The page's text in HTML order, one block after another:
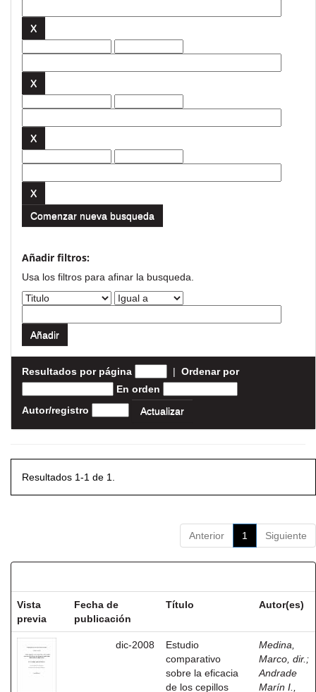
Comenzar nueva busqueda
Añadir filtros:
Usa los filtros para afinar la busqueda.
Resultados por página | Ordenar por
En orden
Autor/registro
Resultados 1-1 de 1.
Anterior 1 Siguiente
Vista
previa
Fecha de
publicación
Título Autor(es)
dic-2008
Estudio
comparativo
sobre la eficacia
de los cepillos
Medina,
Marco, dir. ;
Andrade
Marín I.,